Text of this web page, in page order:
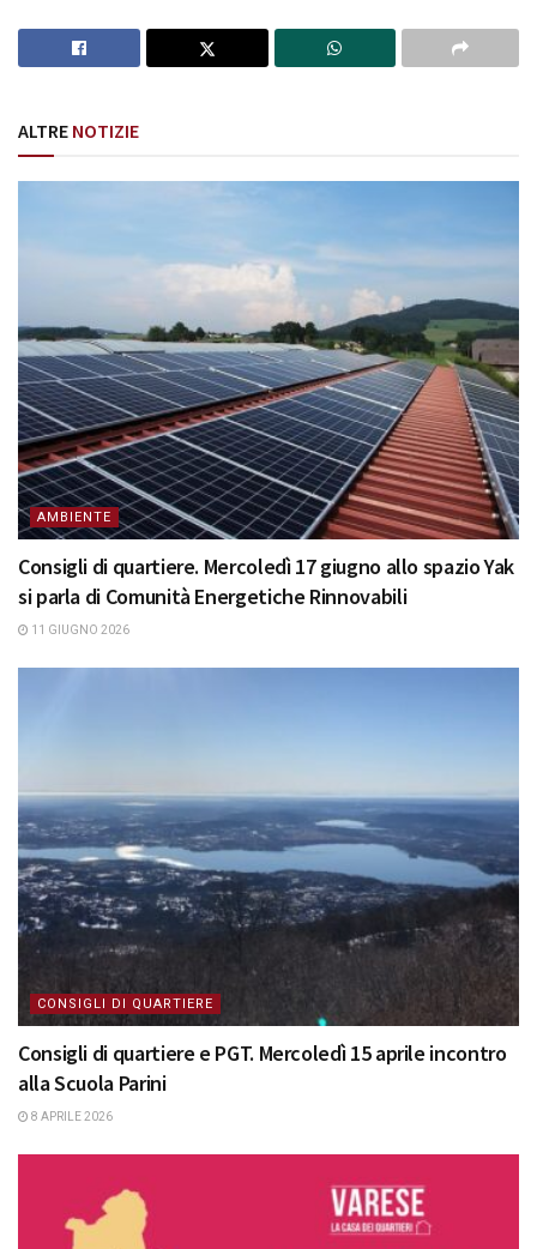
ALTRE NOTIZIE
AMBIENTE
Consigli di quartiere. Mercoledì 17 giugno allo spazio Yak
si parla di Comunità Energetiche Rinnovabili
11 GIUGNO 2026
CONSIGLI DI QUARTIERE
Consigli di quartiere e PGT. Mercoledì 15 aprile incontro
alla Scuola Parini
8 APRILE 2026